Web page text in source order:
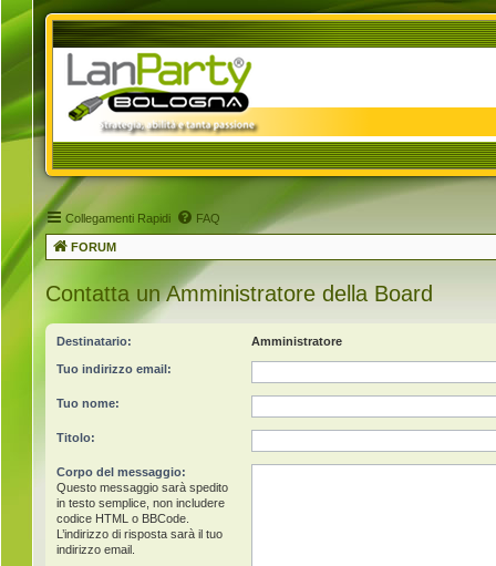
Collegamenti Rapidi FAQ
FORUM
Contatta un Amministratore della Board
Destinatario: Amministratore
Tuo indirizzo email:
Tuo nome:
Titolo:
Corpo del messaggio:
Questo messaggio sarà spedito
in testo semplice, non includere
codice HTML o BBCode.
L’indirizzo di risposta sarà il tuo
indirizzo email.